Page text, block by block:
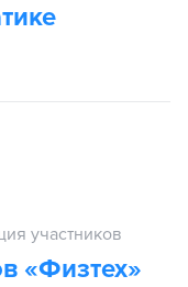
участников
«Физтех»